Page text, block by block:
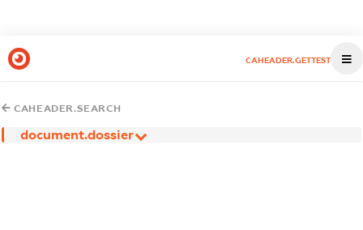
CAHEADER.GETTEST
CAHEADER.SEARCH
document.dossier